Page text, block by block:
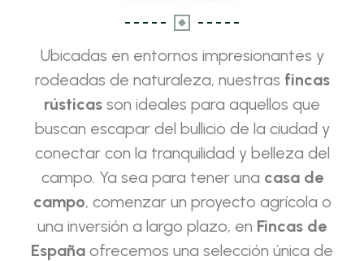
Ubicadas en entornos impresionantes y
rodeadas de naturaleza, nuestras fincas
rústicas son ideales para aquellos que
buscan escapar del bullicio de la ciudad y
conectar con la tranquilidad y belleza del
campo. Ya sea para tener una casa de
campo, comenzar un proyecto agrícola o
una inversión a largo plazo, en Fincas de
España ofrecemos una selección única de